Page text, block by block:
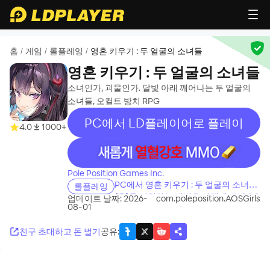
홈 / 게임 / 롤플레잉 / 영혼 키우기 : 두 얼굴의 소녀들
4.0 1000+
영혼 키우기 : 두 얼굴의 소녀들
소녀인가, 괴물인가. 달빛 아래 깨어나는 두 얼굴의
소녀들, 오컬트 방치 RPG
PC에서 LD플레이어로 플레이
recommend
Pole Position Games Inc.
롤플레잉
PC에서 영혼 키우기 : 두 얼굴의 소녀들
(을)를 설치하는 방법은 어떻게 되나요?
업데이트 날짜: 2026-
08-01
com.poleposition.AOSGirls
친구 초대하고 돈 벌기공유: